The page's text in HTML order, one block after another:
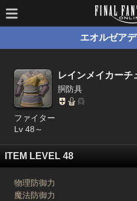
エオルゼア
レインメイカーチ
胴防具
ファイター
Lv 48～
ITEM LEVEL 48
物理防御力
魔法防御力